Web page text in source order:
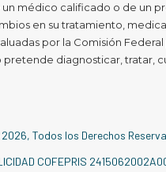
médico calificado o de un
en su tratamiento,
por la Comisión
diagnosticar, tratar,
2026, Todos los Derechos
COFEPRIS